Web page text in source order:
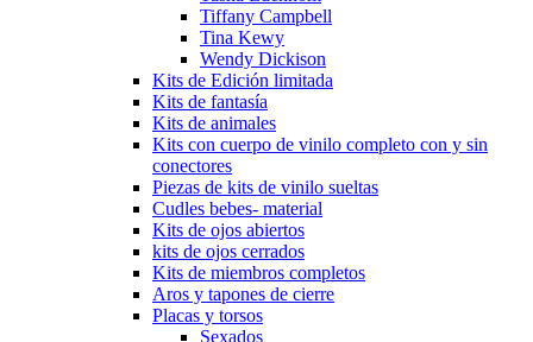
Tiffany Campbell
Tina Kewy
Wendy Dickison
Kits de Edición limitada
Kits de fantasía
Kits de animales
Kits con cuerpo de vinilo completo con y sin
conectores
Piezas de kits de vinilo sueltas
Cudles bebes- material
Kits de ojos abiertos
kits de ojos cerrados
Kits de miembros completos
Aros y tapones de cierre
Placas y torsos
Sexados